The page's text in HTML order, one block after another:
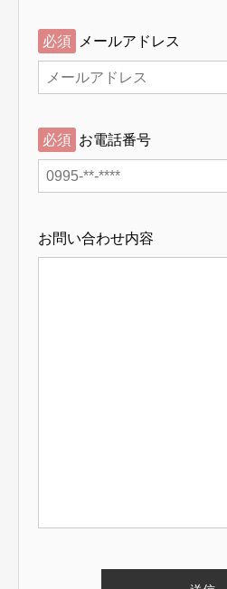
必須 メールアドレス
必須 お電話番号
お問い合わせ内容